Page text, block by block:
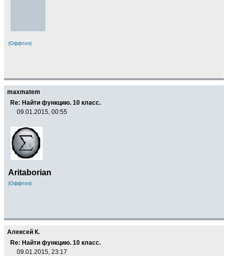
(Оффтоп)
maxmatem
Re: Найти функцию. 10 класс.
09.01.2015, 00:55
Aritaborian
(Оффтоп)
Алексей К.
Re: Найти функцию. 10 класс.
09.01.2015, 23:17